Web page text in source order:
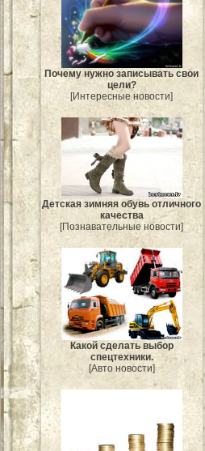
Почему нужно записывать свои
цели?
[Интересные новости]
Детская зимняя обувь отличного
качества
[Познавательные новости]
Какой сделать выбор
спецтехники.
[Авто новости]